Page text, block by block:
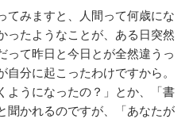
てみますと、人間って何歳にな
ったようなことが、ある日突然
って昨日と今日とが全然違うっ
分に起こったわけですから。
ようになったの？」とか、「書
聞かれるのですが、「あなたが